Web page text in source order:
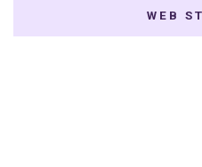
WEB
7 K-dramas Enemies
to Lovers